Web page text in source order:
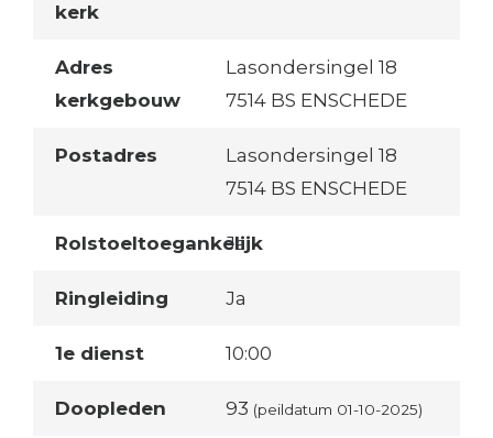
kerk
Adres
kerkgebouw
Lasondersingel 18
7514 BS ENSCHEDE
Postadres
Lasondersingel 18
7514 BS ENSCHEDE
Rolstoeltoegankelijk
Ja
Ringleiding Ja
1e dienst 10:00
Doopleden 93 (peildatum 01-10-2025)